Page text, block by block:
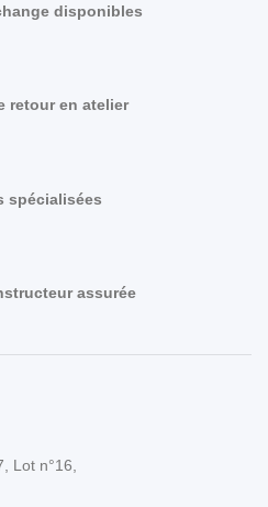
disponibles
retour en atelier
spécialisées
assurée
Lot n°16,